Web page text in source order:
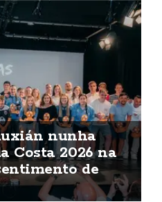
nunha
Costa 2026 na
de